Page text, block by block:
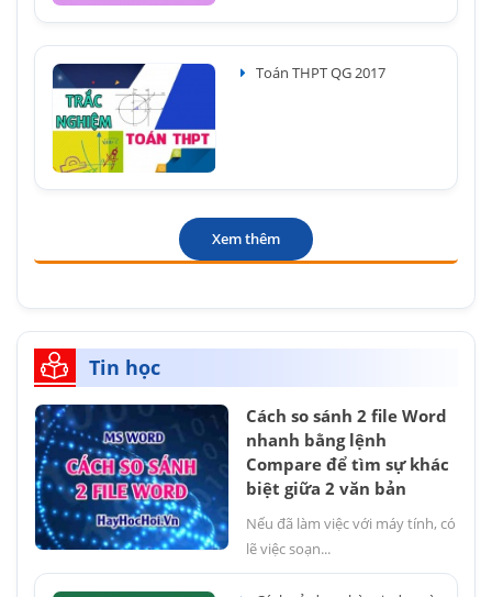
Toán THPT QG 2017
Xem thêm
Tin học
Cách so sánh 2 file Word
nhanh bằng lệnh
Compare để tìm sự khác
biệt giữa 2 văn bản
Nếu đã làm việc với máy tính, có
lẽ việc soạn...